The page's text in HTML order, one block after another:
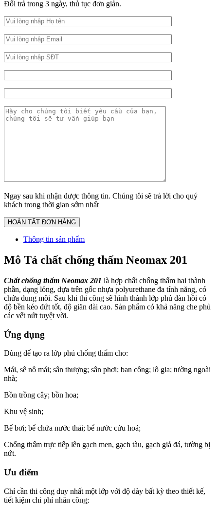
Đổi trả trong 3 ngày, thủ tục đơn giản.
Ngay sau khi nhận được thông tin. Chúng tôi sẽ trả lời cho quý
khách trong thời gian sớm nhất
Thông tin sản phẩm
Mô Tả chất chống thấm Neomax 201
Chất chống thấm Neomax 201 là hợp chất chống thấm hai thành
phần, dạng lỏng, dựa trên gốc nhựa polyurethane đa tính năng, có
chứa dung môi. Sau khi thi công sẽ hình thành lớp phủ đàn hồi có
độ bền kéo đứt tốt, độ giãn dài cao. Sản phẩm có khả năng che phủ
các vết nứt tuyệt vời.
Ứng dụng
Dùng để tạo ra lớp phủ chống thấm cho:
Mái, sê nô mái; sân thượng; sân phơi; ban công; lô gia; tường ngoài
nhà;
Bồn trồng cây; bồn hoa;
Khu vệ sinh;
Bể bơi; bể chứa nước thải; bể nước cứu hoả;
Chống thấm trực tiếp lên gạch men, gạch tàu, gạch giả đá, tường bị
nứt.
Ưu điểm
Chỉ cần thi công duy nhất một lớp với độ dày bất kỳ theo thiết kế,
tiết kiệm chi phí nhân công;